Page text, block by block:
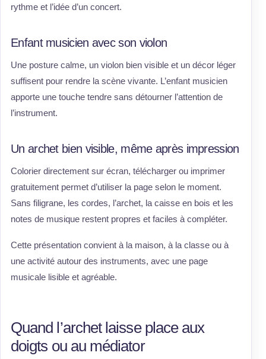
rythme et l’idée d’un concert.
Enfant musicien avec son violon
Une posture calme, un violon bien visible et un décor léger
suffisent pour rendre la scène vivante. L’enfant musicien
apporte une touche tendre sans détourner l’attention de
l’instrument.
Un archet bien visible, même après impression
Colorier directement sur écran, télécharger ou imprimer
gratuitement permet d’utiliser la page selon le moment.
Sans filigrane, les cordes, l’archet, la caisse en bois et les
notes de musique restent propres et faciles à compléter.
Cette présentation convient à la maison, à la classe ou à
une activité autour des instruments, avec une page
musicale lisible et agréable.
Quand l’archet laisse place aux
doigts ou au médiator